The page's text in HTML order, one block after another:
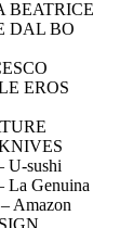
BEATRICE
DAL BO
EROS
U-sushi
La Genuina
Amazon